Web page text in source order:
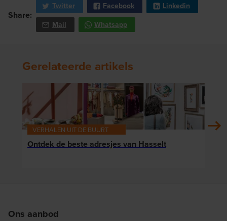
Share:
Twitter Facebook
Linkedin
Mail
Whatsapp
Gerelateerde artikels
VERHALEN UIT DE BUURT
Ontdek de beste adresjes van Hasselt
Ons aanbod